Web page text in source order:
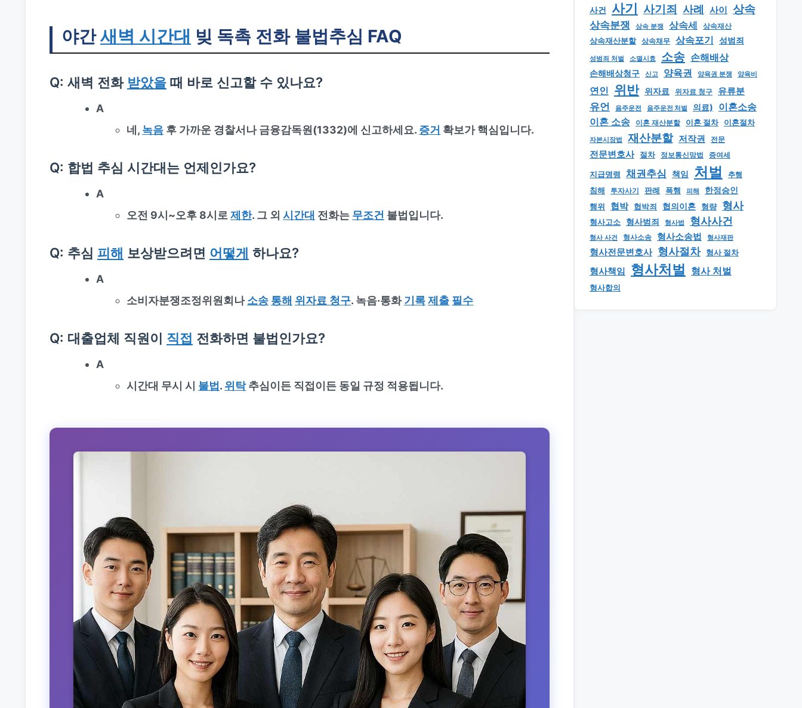
야간새벽 시간대 빚 독촉 전화 불법추심 FAQ
Q: 새벽 전화 받았을 때 바로 신고할 수 있나요?
A
네, 녹음 후 가까운 경찰서나 금융감독원(1332)에 신고하세요. 증거 확보가 핵심입니다.
Q: 합법 추심 시간대는 언제인가요?
A
오전 9시~오후 8시로제한. 그 외시간대 전화는 무조건 불법입니다.
Q: 추심 피해 보상받으려면 어떻게 하나요?
A
소비자분쟁조정위원회나소송 통해 위자료 청구. 녹음·통화기록제출 필수
Q: 대출업체 직원이 직접 전화하면 불법인가요?
A
시간대 무시 시 불법 . 위탁추심이든 직접이든 동일 규정 적용됩니다.
사건 사기 사기죄 사례 사이 상속
상속분쟁 상속 분쟁 상속세 상속재산
상속재산분할 상속채무 상속포기 성범죄
성범죄 처벌 소멸시효 소송 손해배상
손해배상청구 신고 양육권 양육권 분쟁 양육비
연인 위반 위자료 위자료 청구 유류분
유언 음주운전 음주운전 처벌 의료) 이혼소송
이혼 소송 이혼 재산분할 이혼 절차 이혼절차
자본시장법 재산분할 저작권 전문
전문변호사 절차 정보통신망법 증여세
지급명령 채권추심 책임 처벌
추행
침해
투자사기 판례 폭행 피해 한정승인
행위 협박 협박죄 협의이혼 형량 형사
형사고소 형사범죄 형사법 형사사건
형사 사건 형사소송 형사소송법 형사재판
형사전문변호사 형사절차 형사 절차
형사책임 형사처벌 형사 처벌
형사합의